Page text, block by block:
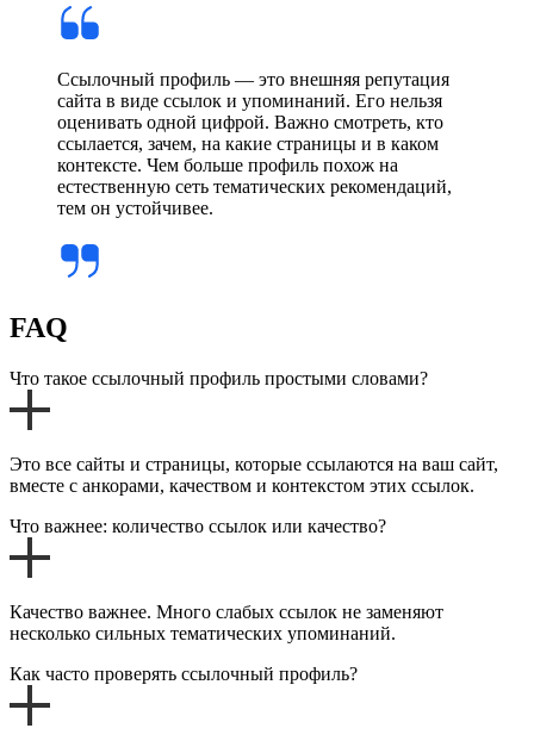
Ссылочный профиль — это внешняя репутация
сайта в виде ссылок и упоминаний. Его нельзя
оценивать одной цифрой. Важно смотреть, кто
ссылается, зачем, на какие страницы и в каком
контексте. Чем больше профиль похож на
естественную сеть тематических рекомендаций,
тем он устойчивее.
FAQ
Что такое ссылочный профиль простыми словами?
Это все сайты и страницы, которые ссылаются на ваш сайт,
вместе с анкорами, качеством и контекстом этих ссылок.
Что важнее: количество ссылок или качество?
Качество важнее. Много слабых ссылок не заменяют
несколько сильных тематических упоминаний.
Как часто проверять ссылочный профиль?